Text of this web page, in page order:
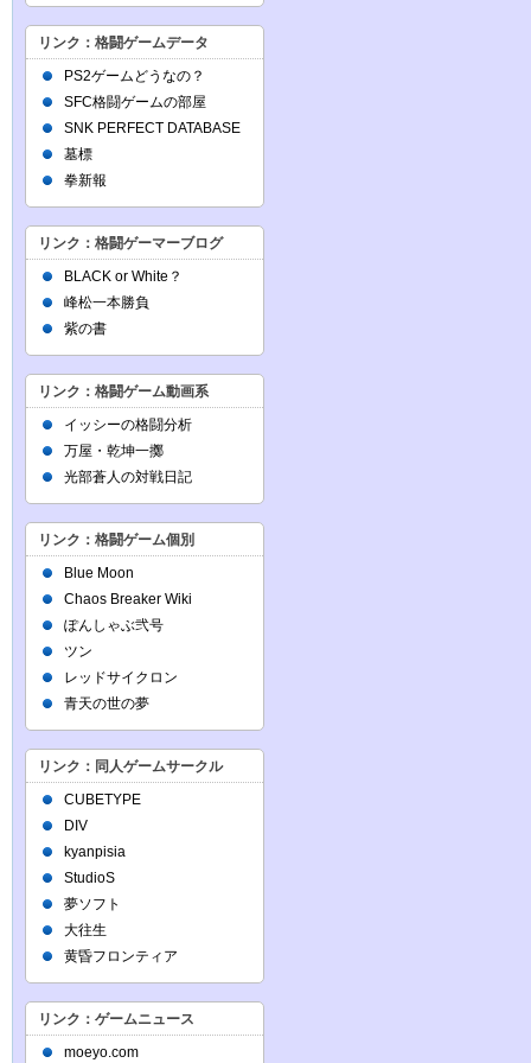
リンク：格闘ゲームデータ
PS2ゲームどうなの？
SFC格闘ゲームの部屋
SNK PERFECT DATABASE
墓標
拳新報
リンク：格闘ゲーマーブログ
BLACK or White？
峰松一本勝負
紫の書
リンク：格闘ゲーム動画系
イッシーの格闘分析
万屋・乾坤一擲
光部蒼人の対戦日記
リンク：格闘ゲーム個別
Blue Moon
Chaos Breaker Wiki
ぽんしゃぶ弐号
ツン
レッドサイクロン
青天の世の夢
リンク：同人ゲームサークル
CUBETYPE
DIV
kyanpisia
StudioS
夢ソフト
大往生
黄昏フロンティア
リンク：ゲームニュース
moeyo.com